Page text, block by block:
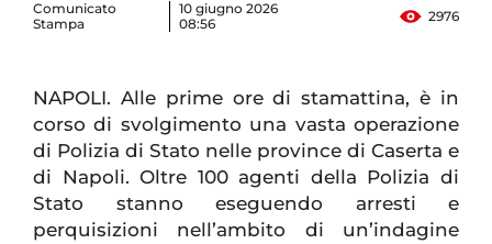
Comunicato
Stampa
10 giugno 2026
08:56
2976
NAPOLI. Alle prime ore di stamattina, è in
corso di svolgimento una vasta operazione
di Polizia di Stato nelle province di Caserta e
di Napoli. Oltre 100 agenti della Polizia di
Stato stanno eseguendo arresti e
perquisizioni nell’ambito di un’indagine